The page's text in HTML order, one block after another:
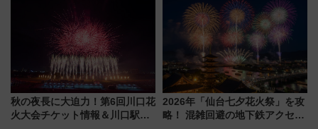
アクセス攻略法、2万発の花火が
都心の夜に！
ト 参加方法や体験内容を紹介
秋の夜長に大迫力！第6回川口花
火大会チケット情報＆川口駅か
2026年「仙台七夕花火祭」を攻
略！ 混雑回避の地下鉄アクセス